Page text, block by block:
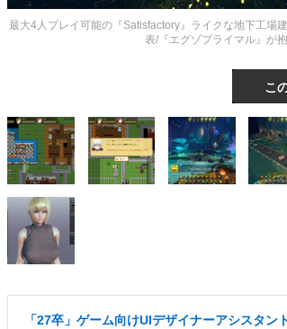
最大4人プレイ可能の『Satisfactory』ライクな地下工場
表/『エグゾプライマル』が
こ
「27卒」ゲーム向けUIデザイナーアシスタン